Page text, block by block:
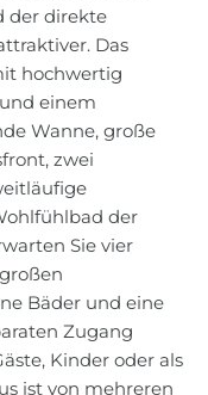
der direkte
Das
hochwertig
einem
Wanne, große
zwei
der
Sie vier
Bäder und eine
Zugang
Kinder oder als
ist von mehreren